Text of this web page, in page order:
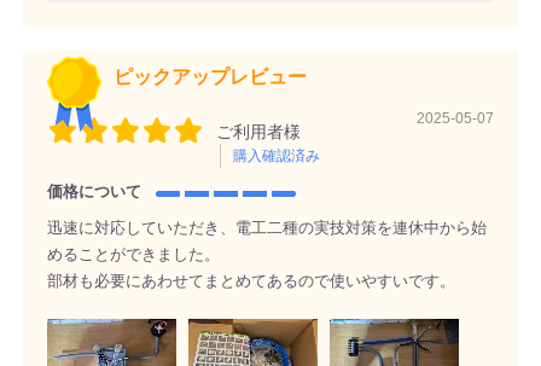
ピックアップレビュー
ご利用者様
購入確認済み
2025-05-07
価格について
迅速に対応していただき、電工二種の実技対策を連休中から始
めることができました。
部材も必要にあわせてまとめてあるので使いやすいです。